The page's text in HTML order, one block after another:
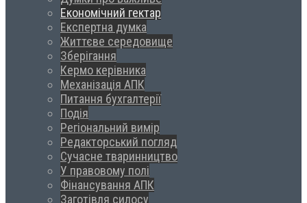
Економічний гектар
Експертна думка
Життєве середовище
Зберігання
Кермо керівника
Механізація АПК
Питання бухгалтерії
Подія
Регіональний вимір
Редакторський погляд
Сучасне тваринництво
У правовому полі
Фінансування АПК
Заготівля силосу